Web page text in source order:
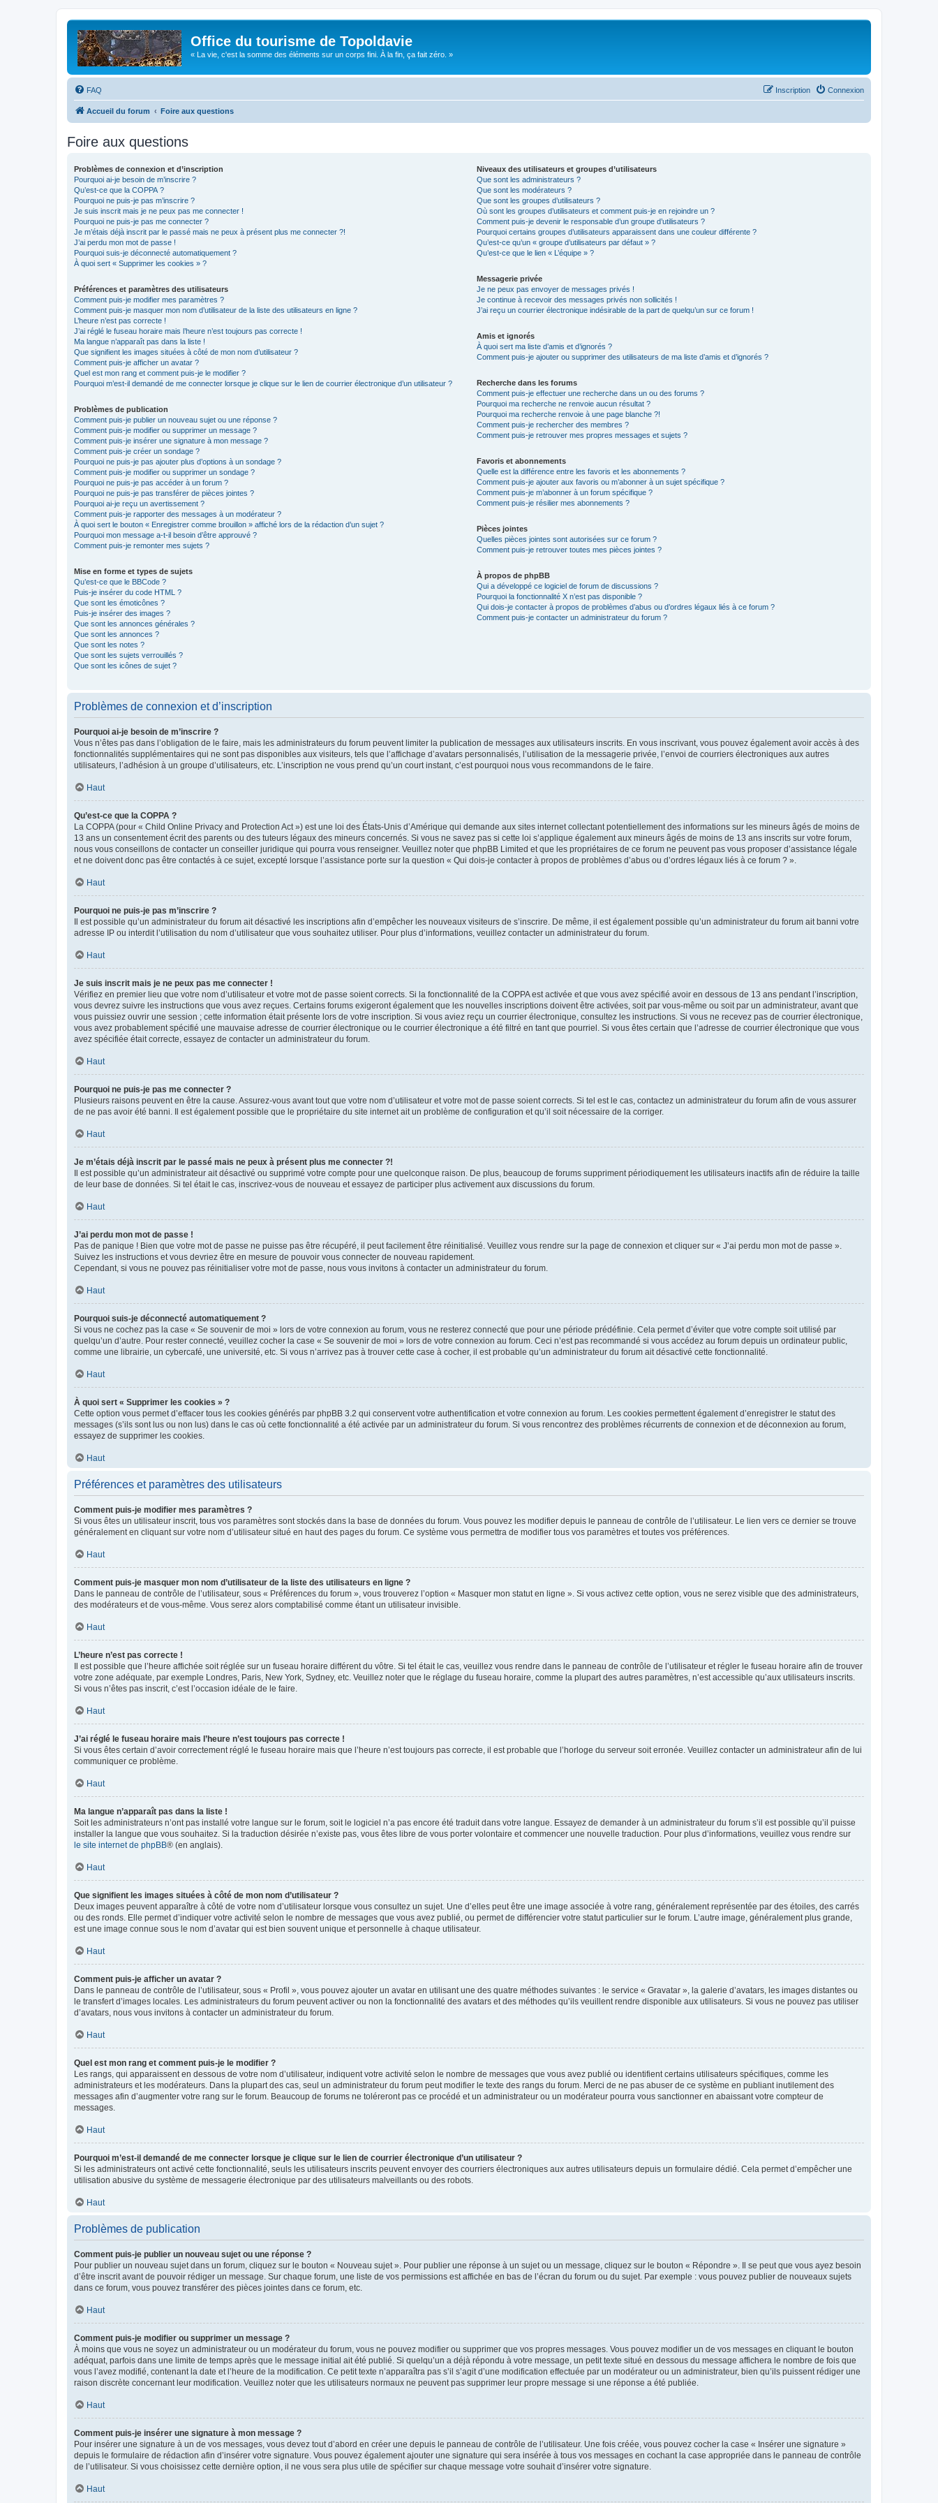
Office du tourisme de Topoldavie
« La vie, c'est la somme des éléments sur un corps fini. À la fin, ça fait zéro. »
FAQ Connexion
Inscription
Accueil du forum Foire aux questions
Foire aux questions
Problèmes de connexion et d’inscription
Pourquoi ai-je besoin de m’inscrire ?
Qu’est-ce que la COPPA ?
Pourquoi ne puis-je pas m’inscrire ?
Je suis inscrit mais je ne peux pas me connecter !
Pourquoi ne puis-je pas me connecter ?
Je m’étais déjà inscrit par le passé mais ne peux à présent plus me connecter ?!
J’ai perdu mon mot de passe !
Pourquoi suis-je déconnecté automatiquement ?
À quoi sert « Supprimer les cookies » ?
Préférences et paramètres des utilisateurs
Comment puis-je modifier mes paramètres ?
Comment puis-je masquer mon nom d’utilisateur de la liste des utilisateurs en ligne ?
L’heure n’est pas correcte !
J’ai réglé le fuseau horaire mais l’heure n’est toujours pas correcte !
Ma langue n’apparaît pas dans la liste !
Que signifient les images situées à côté de mon nom d’utilisateur ?
Comment puis-je afficher un avatar ?
Quel est mon rang et comment puis-je le modifier ?
Pourquoi m’est-il demandé de me connecter lorsque je clique sur le lien de courrier électronique d’un utilisateur ?
Problèmes de publication
Comment puis-je publier un nouveau sujet ou une réponse ?
Comment puis-je modifier ou supprimer un message ?
Comment puis-je insérer une signature à mon message ?
Comment puis-je créer un sondage ?
Pourquoi ne puis-je pas ajouter plus d’options à un sondage ?
Comment puis-je modifier ou supprimer un sondage ?
Pourquoi ne puis-je pas accéder à un forum ?
Pourquoi ne puis-je pas transférer de pièces jointes ?
Pourquoi ai-je reçu un avertissement ?
Comment puis-je rapporter des messages à un modérateur ?
À quoi sert le bouton « Enregistrer comme brouillon » affiché lors de la rédaction d’un sujet ?
Pourquoi mon message a-t-il besoin d’être approuvé ?
Comment puis-je remonter mes sujets ?
Mise en forme et types de sujets
Qu’est-ce que le BBCode ?
Puis-je insérer du code HTML ?
Que sont les émoticônes ?
Puis-je insérer des images ?
Que sont les annonces générales ?
Que sont les annonces ?
Que sont les notes ?
Que sont les sujets verrouillés ?
Que sont les icônes de sujet ?
Niveaux des utilisateurs et groupes d’utilisateurs
Que sont les administrateurs ?
Que sont les modérateurs ?
Que sont les groupes d’utilisateurs ?
Où sont les groupes d’utilisateurs et comment puis-je en rejoindre un ?
Comment puis-je devenir le responsable d’un groupe d’utilisateurs ?
Pourquoi certains groupes d’utilisateurs apparaissent dans une couleur différente ?
Qu’est-ce qu’un « groupe d’utilisateurs par défaut » ?
Qu’est-ce que le lien « L’équipe » ?
Messagerie privée
Je ne peux pas envoyer de messages privés !
Je continue à recevoir des messages privés non sollicités !
J’ai reçu un courrier électronique indésirable de la part de quelqu’un sur ce forum !
Amis et ignorés
À quoi sert ma liste d’amis et d’ignorés ?
Comment puis-je ajouter ou supprimer des utilisateurs de ma liste d’amis et d’ignorés ?
Recherche dans les forums
Comment puis-je effectuer une recherche dans un ou des forums ?
Pourquoi ma recherche ne renvoie aucun résultat ?
Pourquoi ma recherche renvoie à une page blanche ?!
Comment puis-je rechercher des membres ?
Comment puis-je retrouver mes propres messages et sujets ?
Favoris et abonnements
Quelle est la différence entre les favoris et les abonnements ?
Comment puis-je ajouter aux favoris ou m’abonner à un sujet spécifique ?
Comment puis-je m’abonner à un forum spécifique ?
Comment puis-je résilier mes abonnements ?
Pièces jointes
Quelles pièces jointes sont autorisées sur ce forum ?
Comment puis-je retrouver toutes mes pièces jointes ?
À propos de phpBB
Qui a développé ce logiciel de forum de discussions ?
Pourquoi la fonctionnalité X n’est pas disponible ?
Qui dois-je contacter à propos de problèmes d’abus ou d’ordres légaux liés à ce forum ?
Comment puis-je contacter un administrateur du forum ?
Problèmes de connexion et d’inscription
Pourquoi ai-je besoin de m’inscrire ?
Vous n’êtes pas dans l’obligation de le faire, mais les administrateurs du forum peuvent limiter la publication de messages aux utilisateurs inscrits. En vous inscrivant, vous pouvez également avoir accès à des
fonctionnalités supplémentaires qui ne sont pas disponibles aux visiteurs, tels que l’affichage d’avatars personnalisés, l’utilisation de la messagerie privée, l’envoi de courriers électroniques aux autres
utilisateurs, l’adhésion à un groupe d’utilisateurs, etc. L’inscription ne vous prend qu’un court instant, c’est pourquoi nous vous recommandons de le faire.
Haut
Qu’est-ce que la COPPA ?
La COPPA (pour « Child Online Privacy and Protection Act ») est une loi des États-Unis d’Amérique qui demande aux sites internet collectant potentiellement des informations sur les mineurs âgés de moins de
13 ans un consentement écrit des parents ou des tuteurs légaux des mineurs concernés. Si vous ne savez pas si cette loi s’applique également aux mineurs âgés de moins de 13 ans inscrits sur votre forum,
nous vous conseillons de contacter un conseiller juridique qui pourra vous renseigner. Veuillez noter que phpBB Limited et que les propriétaires de ce forum ne peuvent pas vous proposer d’assistance légale
et ne doivent donc pas être contactés à ce sujet, excepté lorsque l’assistance porte sur la question « Qui dois-je contacter à propos de problèmes d’abus ou d’ordres légaux liés à ce forum ? ».
Haut
Pourquoi ne puis-je pas m’inscrire ?
Il est possible qu’un administrateur du forum ait désactivé les inscriptions afin d’empêcher les nouveaux visiteurs de s’inscrire. De même, il est également possible qu’un administrateur du forum ait banni votre
adresse IP ou interdit l’utilisation du nom d’utilisateur que vous souhaitez utiliser. Pour plus d’informations, veuillez contacter un administrateur du forum.
Haut
Je suis inscrit mais je ne peux pas me connecter !
Vérifiez en premier lieu que votre nom d’utilisateur et votre mot de passe soient corrects. Si la fonctionnalité de la COPPA est activée et que vous avez spécifié avoir en dessous de 13 ans pendant l’inscription,
vous devrez suivre les instructions que vous avez reçues. Certains forums exigeront également que les nouvelles inscriptions doivent être activées, soit par vous-même ou soit par un administrateur, avant que
vous puissiez ouvrir une session ; cette information était présente lors de votre inscription. Si vous aviez reçu un courrier électronique, consultez les instructions. Si vous ne recevez pas de courrier électronique,
vous avez probablement spécifié une mauvaise adresse de courrier électronique ou le courrier électronique a été filtré en tant que pourriel. Si vous êtes certain que l’adresse de courrier électronique que vous
avez spécifiée était correcte, essayez de contacter un administrateur du forum.
Haut
Pourquoi ne puis-je pas me connecter ?
Plusieurs raisons peuvent en être la cause. Assurez-vous avant tout que votre nom d’utilisateur et votre mot de passe soient corrects. Si tel est le cas, contactez un administrateur du forum afin de vous assurer
de ne pas avoir été banni. Il est également possible que le propriétaire du site internet ait un problème de configuration et qu’il soit nécessaire de la corriger.
Haut
Je m’étais déjà inscrit par le passé mais ne peux à présent plus me connecter ?!
Il est possible qu’un administrateur ait désactivé ou supprimé votre compte pour une quelconque raison. De plus, beaucoup de forums suppriment périodiquement les utilisateurs inactifs afin de réduire la taille
de leur base de données. Si tel était le cas, inscrivez-vous de nouveau et essayez de participer plus activement aux discussions du forum.
Haut
J’ai perdu mon mot de passe !
Pas de panique ! Bien que votre mot de passe ne puisse pas être récupéré, il peut facilement être réinitialisé. Veuillez vous rendre sur la page de connexion et cliquer sur « J’ai perdu mon mot de passe ».
Suivez les instructions et vous devriez être en mesure de pouvoir vous connecter de nouveau rapidement.
Cependant, si vous ne pouvez pas réinitialiser votre mot de passe, nous vous invitons à contacter un administrateur du forum.
Haut
Pourquoi suis-je déconnecté automatiquement ?
Si vous ne cochez pas la case « Se souvenir de moi » lors de votre connexion au forum, vous ne resterez connecté que pour une période prédéfinie. Cela permet d’éviter que votre compte soit utilisé par
quelqu’un d’autre. Pour rester connecté, veuillez cocher la case « Se souvenir de moi » lors de votre connexion au forum. Ceci n’est pas recommandé si vous accédez au forum depuis un ordinateur public,
comme une librairie, un cybercafé, une université, etc. Si vous n’arrivez pas à trouver cette case à cocher, il est probable qu’un administrateur du forum ait désactivé cette fonctionnalité.
Haut
À quoi sert « Supprimer les cookies » ?
Cette option vous permet d’effacer tous les cookies générés par phpBB 3.2 qui conservent votre authentification et votre connexion au forum. Les cookies permettent également d’enregistrer le statut des
messages (s’ils sont lus ou non lus) dans le cas où cette fonctionnalité a été activée par un administrateur du forum. Si vous rencontrez des problèmes récurrents de connexion et de déconnexion au forum,
essayez de supprimer les cookies.
Haut
Préférences et paramètres des utilisateurs
Comment puis-je modifier mes paramètres ?
Si vous êtes un utilisateur inscrit, tous vos paramètres sont stockés dans la base de données du forum. Vous pouvez les modifier depuis le panneau de contrôle de l’utilisateur. Le lien vers ce dernier se trouve
généralement en cliquant sur votre nom d’utilisateur situé en haut des pages du forum. Ce système vous permettra de modifier tous vos paramètres et toutes vos préférences.
Haut
Comment puis-je masquer mon nom d’utilisateur de la liste des utilisateurs en ligne ?
Dans le panneau de contrôle de l’utilisateur, sous « Préférences du forum », vous trouverez l’option « Masquer mon statut en ligne ». Si vous activez cette option, vous ne serez visible que des administrateurs,
des modérateurs et de vous-même. Vous serez alors comptabilisé comme étant un utilisateur invisible.
Haut
L’heure n’est pas correcte !
Il est possible que l’heure affichée soit réglée sur un fuseau horaire différent du vôtre. Si tel était le cas, veuillez vous rendre dans le panneau de contrôle de l’utilisateur et régler le fuseau horaire afin de trouver
votre zone adéquate, par exemple Londres, Paris, New York, Sydney, etc. Veuillez noter que le réglage du fuseau horaire, comme la plupart des autres paramètres, n’est accessible qu’aux utilisateurs inscrits.
Si vous n’êtes pas inscrit, c’est l’occasion idéale de le faire.
Haut
J’ai réglé le fuseau horaire mais l’heure n’est toujours pas correcte !
Si vous êtes certain d’avoir correctement réglé le fuseau horaire mais que l’heure n’est toujours pas correcte, il est probable que l’horloge du serveur soit erronée. Veuillez contacter un administrateur afin de lui
communiquer ce problème.
Haut
Ma langue n’apparaît pas dans la liste !
Soit les administrateurs n’ont pas installé votre langue sur le forum, soit le logiciel n’a pas encore été traduit dans votre langue. Essayez de demander à un administrateur du forum s’il est possible qu’il puisse
installer la langue que vous souhaitez. Si la traduction désirée n’existe pas, vous êtes libre de vous porter volontaire et commencer une nouvelle traduction. Pour plus d’informations, veuillez vous rendre sur
le site internet de phpBB® (en anglais).
Haut
Que signifient les images situées à côté de mon nom d’utilisateur ?
Deux images peuvent apparaître à côté de votre nom d’utilisateur lorsque vous consultez un sujet. Une d’elles peut être une image associée à votre rang, généralement représentée par des étoiles, des carrés
ou des ronds. Elle permet d’indiquer votre activité selon le nombre de messages que vous avez publié, ou permet de différencier votre statut particulier sur le forum. L’autre image, généralement plus grande,
est une image connue sous le nom d’avatar qui est bien souvent unique et personnelle à chaque utilisateur.
Haut
Comment puis-je afficher un avatar ?
Dans le panneau de contrôle de l’utilisateur, sous « Profil », vous pouvez ajouter un avatar en utilisant une des quatre méthodes suivantes : le service « Gravatar », la galerie d’avatars, les images distantes ou
le transfert d’images locales. Les administrateurs du forum peuvent activer ou non la fonctionnalité des avatars et des méthodes qu’ils veuillent rendre disponible aux utilisateurs. Si vous ne pouvez pas utiliser
d’avatars, nous vous invitons à contacter un administrateur du forum.
Haut
Quel est mon rang et comment puis-je le modifier ?
Les rangs, qui apparaissent en dessous de votre nom d’utilisateur, indiquent votre activité selon le nombre de messages que vous avez publié ou identifient certains utilisateurs spécifiques, comme les
administrateurs et les modérateurs. Dans la plupart des cas, seul un administrateur du forum peut modifier le texte des rangs du forum. Merci de ne pas abuser de ce système en publiant inutilement des
messages afin d’augmenter votre rang sur le forum. Beaucoup de forums ne toléreront pas ce procédé et un administrateur ou un modérateur pourra vous sanctionner en abaissant votre compteur de
messages.
Haut
Pourquoi m’est-il demandé de me connecter lorsque je clique sur le lien de courrier électronique d’un utilisateur ?
Si les administrateurs ont activé cette fonctionnalité, seuls les utilisateurs inscrits peuvent envoyer des courriers électroniques aux autres utilisateurs depuis un formulaire dédié. Cela permet d’empêcher une
utilisation abusive du système de messagerie électronique par des utilisateurs malveillants ou des robots.
Haut
Problèmes de publication
Comment puis-je publier un nouveau sujet ou une réponse ?
Pour publier un nouveau sujet dans un forum, cliquez sur le bouton « Nouveau sujet ». Pour publier une réponse à un sujet ou un message, cliquez sur le bouton « Répondre ». Il se peut que vous ayez besoin
d’être inscrit avant de pouvoir rédiger un message. Sur chaque forum, une liste de vos permissions est affichée en bas de l’écran du forum ou du sujet. Par exemple : vous pouvez publier de nouveaux sujets
dans ce forum, vous pouvez transférer des pièces jointes dans ce forum, etc.
Haut
Comment puis-je modifier ou supprimer un message ?
À moins que vous ne soyez un administrateur ou un modérateur du forum, vous ne pouvez modifier ou supprimer que vos propres messages. Vous pouvez modifier un de vos messages en cliquant le bouton
adéquat, parfois dans une limite de temps après que le message initial ait été publié. Si quelqu’un a déjà répondu à votre message, un petit texte situé en dessous du message affichera le nombre de fois que
vous l’avez modifié, contenant la date et l’heure de la modification. Ce petit texte n’apparaîtra pas s’il s’agit d’une modification effectuée par un modérateur ou un administrateur, bien qu’ils puissent rédiger une
raison discrète concernant leur modification. Veuillez noter que les utilisateurs normaux ne peuvent pas supprimer leur propre message si une réponse a été publiée.
Haut
Comment puis-je insérer une signature à mon message ?
Pour insérer une signature à un de vos messages, vous devez tout d’abord en créer une depuis le panneau de contrôle de l’utilisateur. Une fois créée, vous pouvez cocher la case « Insérer une signature »
depuis le formulaire de rédaction afin d’insérer votre signature. Vous pouvez également ajouter une signature qui sera insérée à tous vos messages en cochant la case appropriée dans le panneau de contrôle
de l’utilisateur. Si vous choisissez cette dernière option, il ne vous sera plus utile de spécifier sur chaque message votre souhait d’insérer votre signature.
Haut